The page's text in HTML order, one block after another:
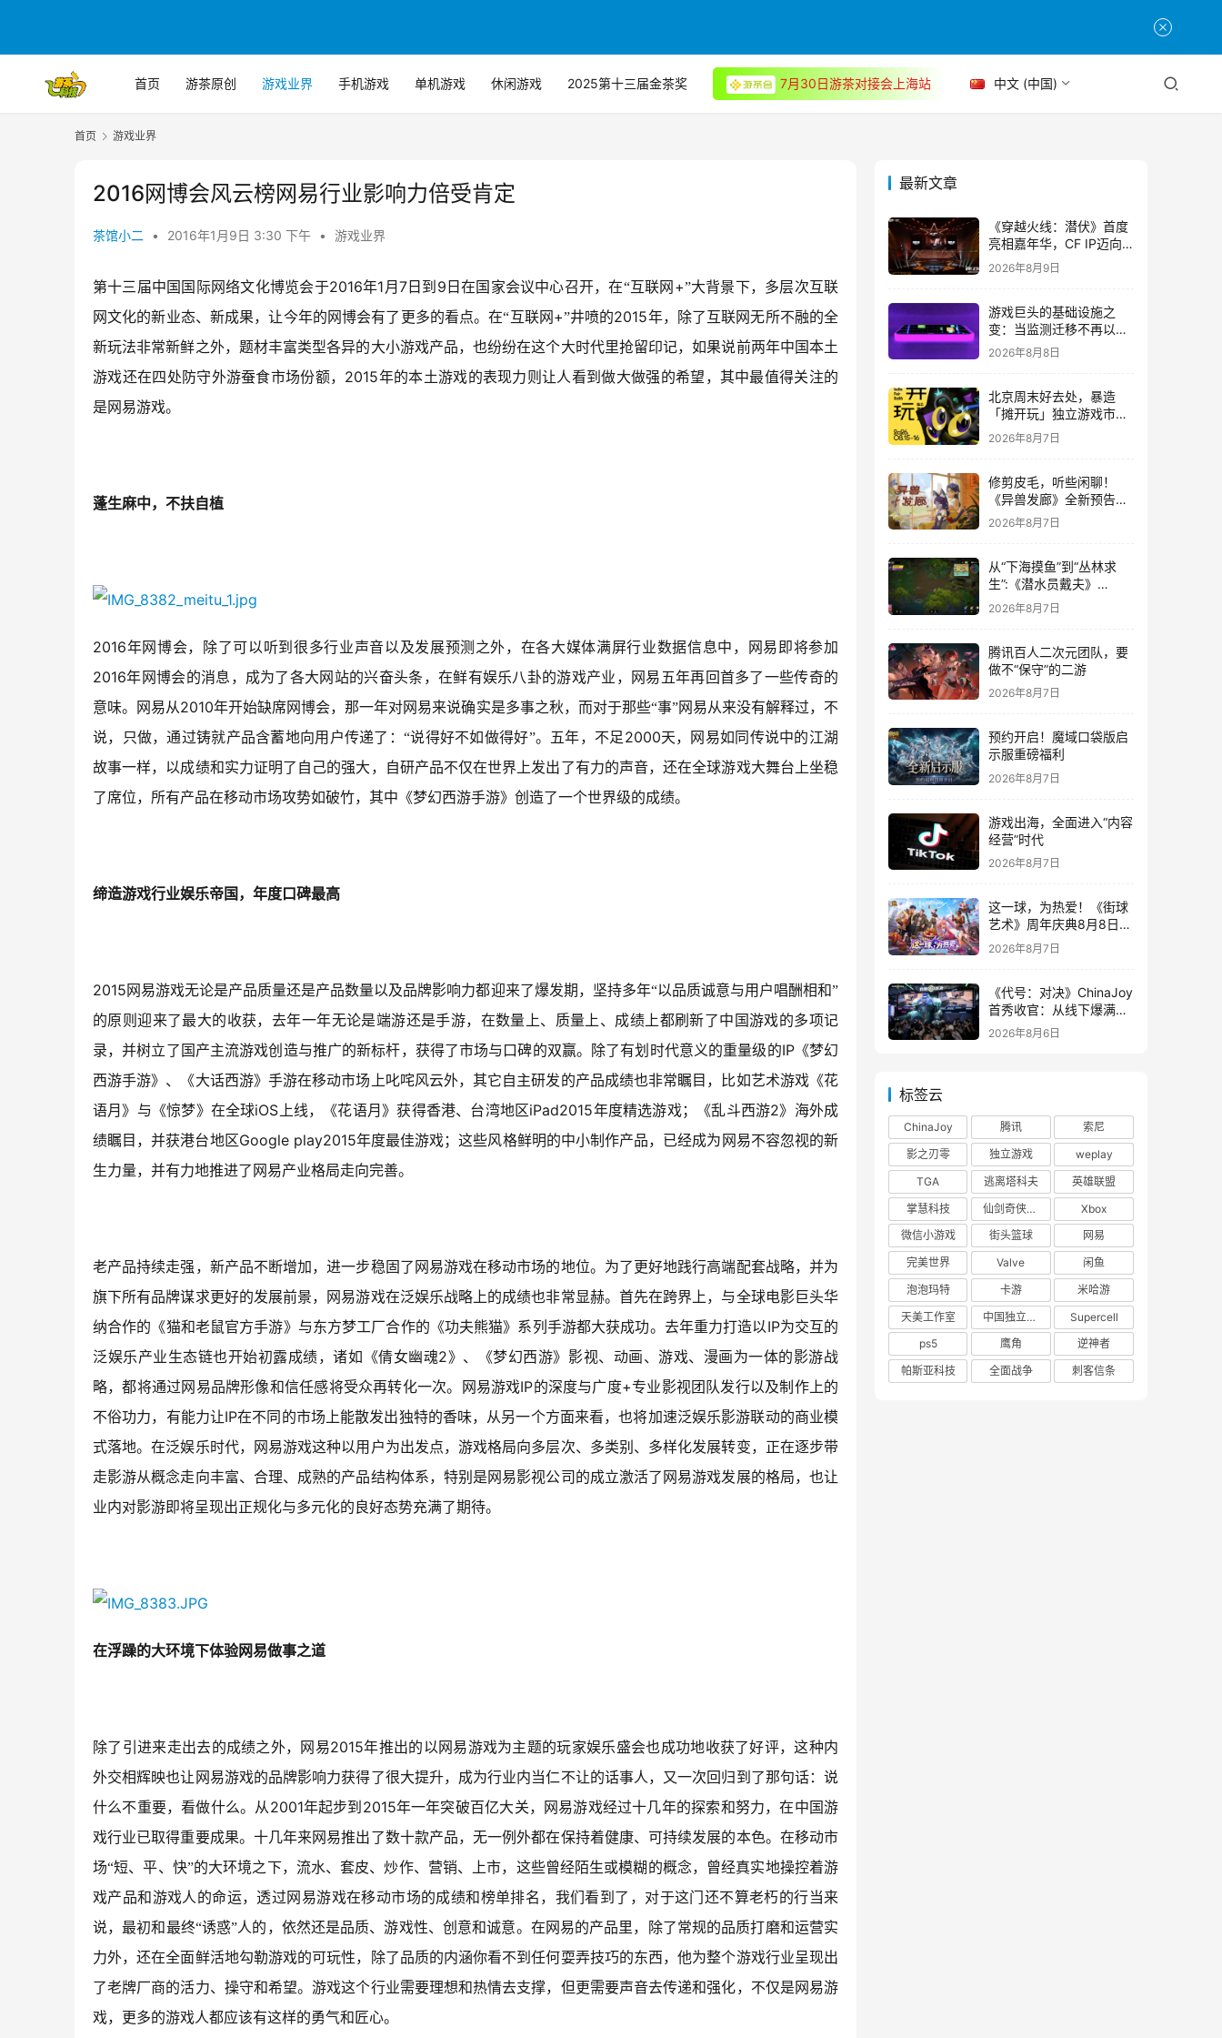
首页 游茶原创 游戏业界 手机游戏 单机游戏 休闲游戏 2025第十三届金茶奖 7月30日游茶对接会上海站 中文 (中国)
首页 游戏业界
2016网博会风云榜网易行业影响力倍受肯定
茶馆小二 • 2016年1月9日 3:30 下午 • 游戏业界
第十三届中国国际网络文化博览会于2016年1 月 7日到 9 日在国家会议中心召开，在“互联网 +”大背景下，多层次互联
网文化的新业态、新成果，让今年的网博会有了更多的看点。在“互联网 +”井喷的2015年，除了互联网无所不融的全
新玩法非常新鲜之外，题材丰富类型各异的大小游戏产品，也纷纷在这个大时代里抢留印记，如果说前两年中国本土
游戏还在四处防守外游蚕食市场份额， 2015年的本土游戏的表现力则让人看到做大做强的希望，其中最值得关注的
是网易游戏。
蓬生麻中，不扶自植
2016年网博会，除了可以听到很多行业声音以及发展预测之外，在各大媒体满屏行业数据信息中，网易即将参加
2016年网博会的消息，成为了各大网站的兴奋头条，在鲜有娱乐八卦的游戏产业，网易五年再回首多了一些传奇的
意味。网易从2010年开始缺席网博会，那一年对网易来说确实是多事之秋，而对于那些“事”网易从来没有解释过，不
说，只做，通过铸就产品含蓄地向用户传递了：“说得好不如做得好”。五年，不足2000天，网易如同传说中的江湖
故事一样，以成绩和实力证明了自己的强大，自研产品不仅在世界上发出了有力的声音，还在全球游戏大舞台上坐稳
了席位，所有产品在移动市场攻势如破竹，其中《梦幻西游手游》创造了一个世界级的成绩。
缔造游戏行业娱乐帝国，年度口碑最高
2015 网易游戏无论是产品质量还是产品数量以及品牌影响力都迎来了爆发期，坚持多年“以品质诚意与用户唱酬相和”
的原则迎来了最大的收获，去年一年无论是端游还是手游，在数量上、质量上、成绩上都刷新了中国游戏的多项记
录，并树立了国产主流游戏创造与推广的新标杆，获得了市场与口碑的双赢。除了有划时代意义的重量级的IP《梦幻
西游手游》、《大话西游》手游在移动市场上叱咤风云外，其它自主研发的产品成绩也非常瞩目，比如艺术游戏《花
语月》与《惊梦》在全球iOS 上线，《花语月》获得香港、台湾地区iPad2015年度精选游戏；《乱斗西游2》海外成
绩瞩目，并获港台地区Google play2015年度最佳游戏；这些风格鲜明的中小制作产品，已经成为网易不容忽视的新
生力量，并有力地推进了网易产业格局走向完善。
老产品持续走强，新产品不断增加，进一步稳固了网易游戏在移动市场的地位。为了更好地践行高端配套战略，并为
旗下所有品牌谋求更好的发展前景，网易游戏在泛娱乐战略上的成绩也非常显赫。首先在跨界上，与全球电影巨头华
纳合作的《猫和老鼠官方手游》与东方梦工厂合作的《功夫熊猫》系列手游都大获成功。去年重力打造以 IP为交互的
泛娱乐产业生态链也开始初露成绩，诸如《倩女幽魂2》、《梦幻西游》影视、动画、游戏、漫画为一体的影游战
略，都将通过网易品牌形像和信任感将受众再转化一次。网易游戏IP的深度与广度+专业影视团队发行以及制作上的
不俗功力，有能力让IP在不同的市场上能散发出独特的香味，从另一个方面来看，也将加速泛娱乐影游联动的商业模
式落地。在泛娱乐时代，网易游戏这种以用户为出发点，游戏格局向多层次、多类别、多样化发展转变，正在逐步带
走影游从概念走向丰富、合理、成熟的产品结构体系，特别是网易影视公司的成立激活了网易游戏发展的格局，也让
业内对影游即将呈现出正规化与多元化的良好态势充满了期待。
在浮躁的大环境下体验网易做事之道
除了引进来走出去的成绩之外，网易2015年推出的以网易游戏为主题的玩家娱乐盛会也成功地收获了好评，这种内
外交相辉映也让网易游戏的品牌影响力获得了很大提升，成为行业内当仁不让的话事人，又一次回归到了那句话：说
什么不重要，看做什么。从 2001年起步到 2015年一年突破百亿大关，网易游戏经过十几年的探索和努力，在中国游
戏行业已取得重要成果。十几年来网易推出了数十款产品，无一例外都在保持着健康、可持续发展的本色。在移动市
场“短、平、快”的大环境之下，流水、套皮、炒作、营销、上市，这些曾经陌生或模糊的概念，曾经真实地操控着游
戏产品和游戏人的命运，透过网易游戏在移动市场的成绩和榜单排名，我们看到了，对于这门还不算老朽的行当来
说，最初和最终“诱惑”人的，依然还是品质、游戏性、创意和诚意。在网易的产品里，除了常规的品质打磨和运营实
力外，还在全面鲜活地勾勒游戏的可玩性，除了品质的内涵你看不到任何耍弄技巧的东西，他为整个游戏行业呈现出
了老牌厂商的活力、操守和希望。游戏这个行业需要理想和热情去支撑，但更需要声音去传递和强化，不仅是网易游
戏，更多的游戏人都应该有这样的勇气和匠心。
最新文章
《穿越火线：潜伏》首度
亮相嘉年华，CF IP迈向
3A叙事新高度
2026年8月9日
游戏巨头的基础设施之
变：当监测迁移不再以中
断为代价
2026年8月8日
北京周末好去处，暴造
「摊开玩」独立游戏市集
正式开票！
2026年8月7日
修剪皮毛，听些闲聊！
《异兽发廊》全新预告与
Steam免费试玩公开
2026年8月7日
从“下海摸鱼”到“丛林求
生”:《潜水员戴夫》
DLC《丛林》移动端定档
8月14日
2026年8月7日
腾讯百人二次元团队，要
做不“保守”的二游
2026年8月7日
预约开启！魔域口袋版启
示服重磅福利
2026年8月7日
游戏出海，全面进入“内容
经营”时代
2026年8月7日
这一球，为热爱！《街球
艺术》周年庆典8月8日正
式上线，多重福利与全新
内容同步开启
2026年8月7日
《代号：对决》ChinaJoy
首秀收官：从线下爆满看
见玩家的真实期待
2026年8月6日
标签云
ChinaJoy 腾讯
索尼
影之刃零
独立游戏
weplay
TGA
逃离塔科夫
英雄联盟
掌慧科技
仙剑奇侠传四
Xbox
微信小游戏
街头篮球
网易
完美世界
Valve
闲鱼
泡泡玛特
卡游
米哈游
天美工作室
中国独立游戏联盟
Supercell
ps5
鹰角
逆神者
帕斯亚科技
全面战争 刺客信条